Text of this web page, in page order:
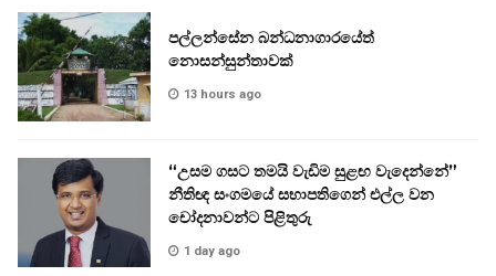
පල්ලන්සේන බන්ධනාගාරයේත්
නොසන්සුන්තාවක්
13 hours ago
“උසම ගසට තමයි වැඩිම සුළඟ වැදෙන්නේ”
නීතිඥ සංගමයේ සභාපතිගෙන් එල්ල වන
චෝදනාවන්ට පිළිතුරු
1 day ago